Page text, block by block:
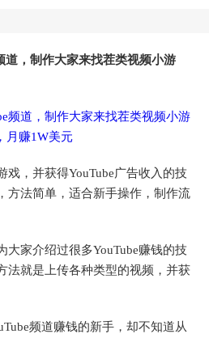
道，制作大家来找茬类视频小游
戏，并获得YouTube广告收入的技
方法简单，适合新手操作，制作流
大家介绍过很多YouTube赚钱的技
法就是上传各种类型的视频，并获
频道赚钱的新手，却不知道从